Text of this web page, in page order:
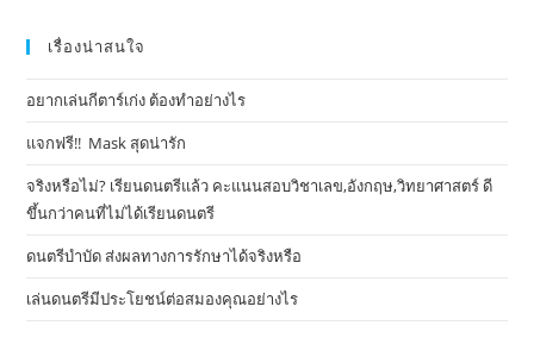
เรื่องน่าสนใจ
อยากเล่นกีตาร์เก่ง ต้องทำอย่างไร
แจกฟรี!! Mask​ สุดน่ารัก
จริงหรือไม่? เรียนดนตรีแล้ว คะแนนสอบวิชาเลข,อังกฤษ,วิทยาศาสตร์ ดี
ขึ้นกว่าคนที่ไม่ได้เรียนดนตรี
ดนตรีบำบัด ส่งผลทางการรักษาได้จริงหรือ
เล่นดนตรีมีประโยชน์ต่อสมองคุณอย่างไร